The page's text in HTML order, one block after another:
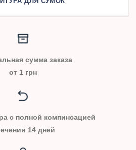
сумма заказа
от 1 грн
с полной компинсацией
14 дней